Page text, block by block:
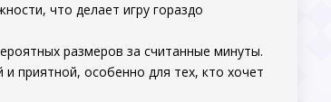
что делает игру гораздо
размеров за считанные минуты.
приятной, особенно для тех, кто хочет